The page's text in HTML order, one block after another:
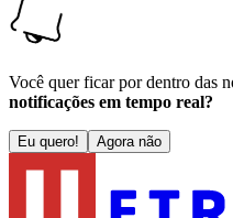
Você quer ficar por dentro das
notificações em tempo real?
Eu quero! Agora não